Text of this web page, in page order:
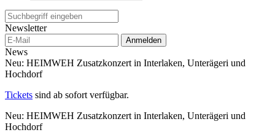
Newsletter
Anmelden
News
Neu: HEIMWEH Zusatzkonzert in Interlaken, Unterägeri und
Hochdorf
Tickets sind ab sofort verfügbar.
Neu: HEIMWEH Zusatzkonzert in Interlaken, Unterägeri und
Hochdorf